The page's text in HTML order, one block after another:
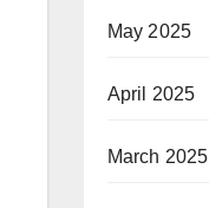
May 2025
April 2025
March 2025